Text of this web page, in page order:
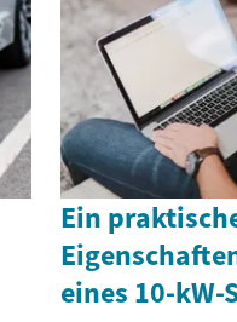
Ein
eines 10-